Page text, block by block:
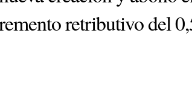
retributivo del